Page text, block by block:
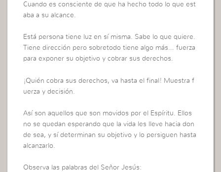
Cuando es consciente de que ha hecho todo lo que est
aba a su alcance.
Está persona tiene luz en sí misma. Sabe lo que quiere.
Tiene dirección pero sobretodo tiene algo más… fuerza
para exponer su objetivo y cobrar sus derechos.
¡Quién cobra sus derechos, va hasta el final! Muestra f
uerza y decisión.
Así son aquellos que son movidos por el Espíritu. Ellos
no se quedan esperando que la vida les lleve hacia don
de sea, y sí determinan su objetivo y lo persiguen hasta
alcanzarlo.
Observa las palabras del Señor Jesús: